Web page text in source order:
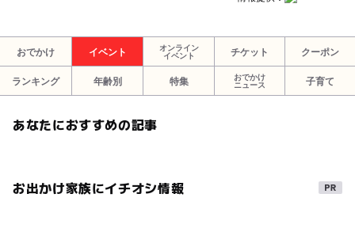
おでかけ イベント
オンライン
イベント
チケット クーポン
ランキング 年齢別 特集
おでかけ
ニュース
子育て
あなたにおすすめの記事
お出かけ家族にイチオシ情報